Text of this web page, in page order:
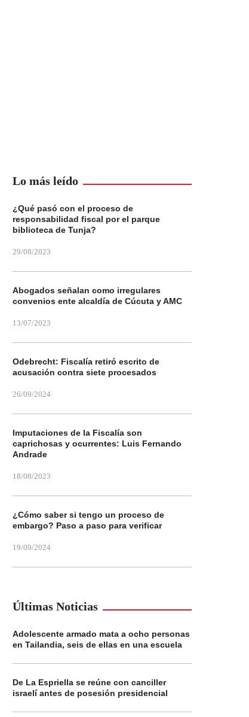
Lo más leído
¿Qué pasó con el proceso de
responsabilidad fiscal por el parque
biblioteca de Tunja?
29/08/2023
Abogados señalan como irregulares
convenios ente alcaldía de Cúcuta y AMC
13/07/2023
Odebrecht: Fiscalía retiró escrito de
acusación contra siete procesados
26/09/2024
Imputaciones de la Fiscalía son
caprichosas y ocurrentes: Luis Fernando
Andrade
18/08/2023
¿Cómo saber si tengo un proceso de
embargo? Paso a paso para verificar
19/09/2024
Últimas Noticias
Adolescente armado mata a ocho personas
en Tailandia, seis de ellas en una escuela
De La Espriella se reúne con canciller
israelí antes de posesión presidencial